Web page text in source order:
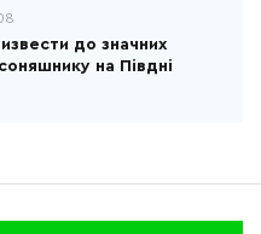
до значних
на Півдні